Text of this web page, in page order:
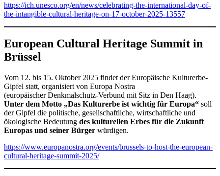
https://ich.unesco.org/en/news/celebrating-the-international-day-of-
the-intangible-cultural-heritage-on-17-october-2025-13557
European Cultural Heritage Summit in
Brüssel
Vom 12. bis 15. Oktober 2025 findet der Europäische Kulturerbe-
Gipfel statt, organisiert von Europa Nostra
(europäischer Denkmalschutz-Verbund mit Sitz in Den Haag).
Unter dem Motto „Das Kulturerbe ist wichtig für Europa“ soll
der Gipfel die politische, gesellschaftliche, wirtschaftliche und
ökologische Bedeutung des kulturellen Erbes für die Zukunft
Europas und seiner Bürger würdigen.
https://www.europanostra.org/events/brussels-to-host-the-european-
cultural-heritage-summit-2025/